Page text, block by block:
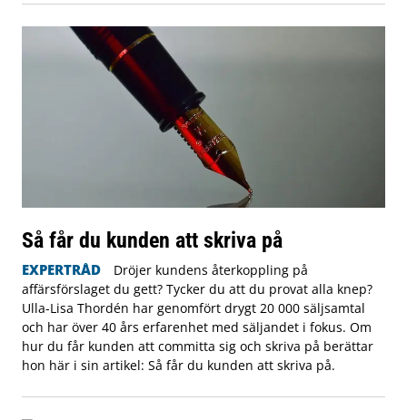
Så får du kunden att skriva på
EXPERTRÅD
Dröjer kundens återkoppling på
affärsförslaget du gett? Tycker du att du provat alla knep?
Ulla-Lisa Thordén har genomfört drygt 20 000 säljsamtal
och har över 40 års erfarenhet med säljandet i fokus. Om
hur du får kunden att committa sig och skriva på berättar
hon här i sin artikel: Så får du kunden att skriva på.